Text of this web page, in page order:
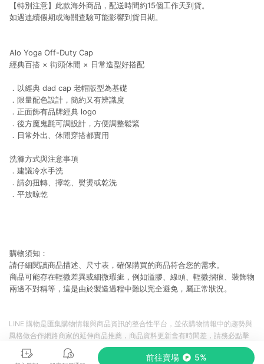
【特別注意】此款海外商品，配送時間約15個工作天到貨。
如遇連續假期或海關查驗可能影響到貨日期。
Alo Yoga Off-Duty Cap
經典百搭 × 街頭休閒 × 日常造型好搭配
．以經典 dad cap 老帽版型為基礎
．限量配色設計，簡約又有辨識度
．正面飾有品牌經典 logo
．後方魔鬼氈可調設計，方便調整鬆緊
．日常外出、休閒穿搭都實用
洗滌方式與注意事項
．建議冷水手洗
．請勿扭轉、擰乾、熨燙或乾洗
．平放晾乾
購物須知：
請仔細閱讀商品描述、尺寸表，確保購買的商品符合您的需求。
商品可能存在輕微差異或細微瑕疵，例如溢膠、線頭、輕微摺痕、裝飾物
兩邊不對稱等，這是由於製造過程中難以完全避免，屬正常狀況。
前往賣場 5%
LINE 購物是匯集購物情報與商品資訊的整合性平台，並依購物情報中的趨勢與
風格做合作網路商家的延伸商品推薦，商品資料更新會有時間差，請務必點擊
商品至各合作網路商家，確認現售價與購物條件，一切資訊以合作廠商網頁為
準。